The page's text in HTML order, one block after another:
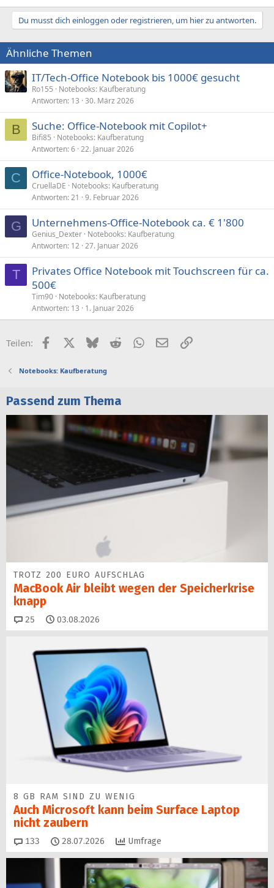
Du musst dich einloggen oder registrieren, um hier zu antworten.
Ähnliche Themen
IT/Tech-Office Notebook bis 1000€ gesucht
Ro155
Notebooks: Kaufberatung
Antworten 13 30. März 2026
B Suche: Office‑Notebook mit Copilot+
Bifi85
Notebooks: Kaufberatung
Antworten 6 22. Januar 2026
C Office-Notebook, 1000€
CruellaDE
Notebooks: Kaufberatung
Antworten 21 9. Februar 2026
G Unternehmens-Office-Notebook ca. € 1'800
Genius_Dexter Notebooks: Kaufberatung
Antworten 12 27. Januar 2026
T
Privates Office Notebook mit Touchscreen für ca.
500€
Tim90 Notebooks: Kaufberatung
Antworten 13 1. Januar 2026
Teilen: FacebookX (Twitter)
BlueskyRedditWhatsApp
E-MailLink
Notebooks: Kaufberatung
Passend zum Thema
TROTZ 200 EURO AUFSCHLAG
MacBook Air bleibt wegen der Speicherkrise
knapp
25 Kommentare
03.08.2026
8 GB RAM SIND ZU WENIG
Auch Microsoft kann beim Surface Laptop
nicht zaubern
133 Kommentare
28.07.2026 Umfrage